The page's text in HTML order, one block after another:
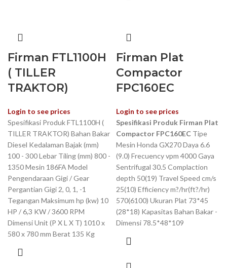
Firman FTL1100H
( TILLER
TRAKTOR)
Login to see prices
Spesifikasi Produk FTL1100H (
TILLER TRAKTOR) Bahan Bakar
Diesel Kedalaman Bajak (mm)
100 - 300 Lebar Tiling (mm) 800 -
1350 Mesin 186FA Model
Pengendaraan Gigi / Gear
Pergantian Gigi 2, 0, 1, -1
Tegangan Maksimum hp (kw) 10
HP / 6,3 KW / 3600 RPM
Dimensi Unit (P X L X T) 1010 x
580 x 780 mm Berat 135 Kg
Firman Plat
Compactor
FPC160EC
Login to see prices
Spesifikasi Produk Firman Plat
Compactor FPC160EC Tipe
Mesin Honda GX270 Daya 6.6
(9.0) Frecuency vpm 4000 Gaya
Sentrifugal 30.5 Complaction
depth 50(19) Travel Speed cm/s
25(10) Efficiency m?/hr(ft?/hr)
570(6100) Ukuran Plat 73*45
(28*18) Kapasitas Bahan Bakar -
Dimensi 78.5*48*109